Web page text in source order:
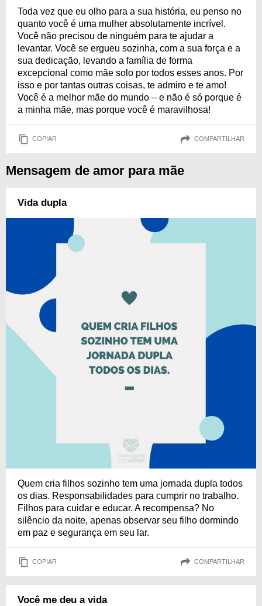
Toda vez que eu olho para a sua história, eu penso no
quanto você é uma mulher absolutamente incrível.
Você não precisou de ninguém para te ajudar a
levantar. Você se ergueu sozinha, com a sua força e a
sua dedicação, levando a família de forma
excepcional como mãe solo por todos esses anos. Por
isso e por tantas outras coisas, te admiro e te amo!
Você é a melhor mãe do mundo – e não é só porque é
a minha mãe, mas porque você é maravilhosa!
COPIAR COMPARTILHAR
Mensagem de amor para mãe
Vida dupla
Quem cria filhos sozinho tem uma jornada dupla todos
os dias. Responsabilidades para cumprir no trabalho.
Filhos para cuidar e educar. A recompensa? No
silêncio da noite, apenas observar seu filho dormindo
em paz e segurança em seu lar.
COPIAR COMPARTILHAR
Você me deu a vida